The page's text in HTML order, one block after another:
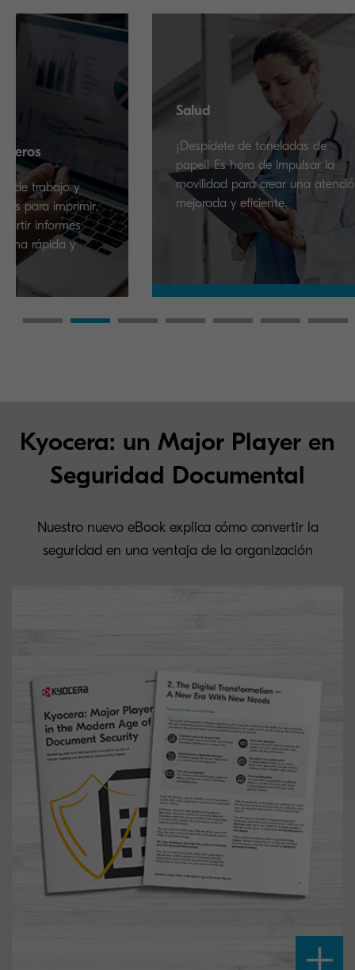
y
y
Salud
¡Despídete de toneladas de
papel! Es hora de impulsar la
movilidad para crear una atención
mejorada y eficiente.
Kyocera: un Major Player en
Seguridad Documental
Nuestro nuevo eBook explica cómo convertir la
seguridad en una ventaja de la organización